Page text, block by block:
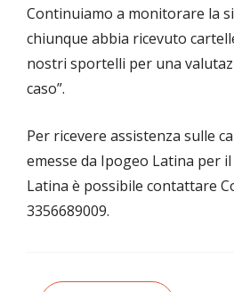
Continuiamo a monitorare la
chiunque abbia ricevuto
nostri sportelli per una
caso”.
Per ricevere assistenza sulle
emesse da Ipogeo Latina per
Latina è possibile contattare
3356689009.